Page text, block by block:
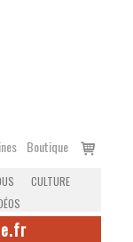
Boutique
Voir
CULTURE